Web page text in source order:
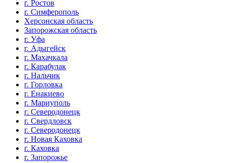
г. Ростов
г. Симферополь
Херсонская область
Запорожская область
г. Уфа
г. Адыгейск
г. Махачкала
г. Карабулак
г. Нальчик
г. Горловка
г. Енакиево
г. Мариуполь
г. Северодонецк
г. Свердловск
г. Северодонецк
г. Новая Каховка
г. Каховка
г. Запорожье